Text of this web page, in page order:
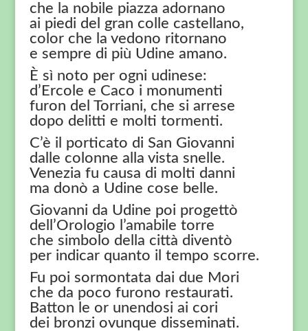
che la nobile piazza adornano
ai piedi del gran colle castellano,
color che la vedono ritornano
e sempre di più Udine amano.
È sì noto per ogni udinese:
d’Ercole e Caco i monumenti
furon del Torriani, che si arrese
dopo delitti e molti tormenti.
C’è il porticato di San Giovanni
dalle colonne alla vista snelle.
Venezia fu causa di molti danni
ma donò a Udine cose belle.
Giovanni da Udine poi progettò
dell’Orologio l’amabile torre
che simbolo della città diventò
per indicar quanto il tempo scorre.
Fu poi sormontata dai due Mori
che da poco furono restaurati.
Batton le or unendosi ai cori
dei bronzi ovunque disseminati.